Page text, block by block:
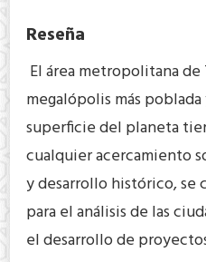
Reseña
El área metropolitana
megalópolis más
superficie del planeta
cualquier acercamiento
y desarrollo histórico,
para el análisis de las
el desarrollo de